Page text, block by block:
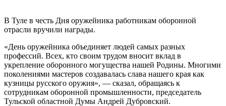
В Туле в честь Дня оружейника работникам оборонной
отрасли вручили награды.
«День оружейника объединяет людей самых разных
профессий. Всех, кто своим трудом вносит вклад в
укрепление оборонного могущества нашей Родины. Многими
поколениями мастеров создавалась слава нашего края как
кузницы русского оружия», — сказал, обращаясь к
сотрудникам оборонной промышленности, председатель
Тульской областной Думы Андрей Дубровский.